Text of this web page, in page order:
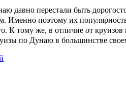
давно перестали быть
Именно поэтому их
К тому же, в отличие от
по Дунаю в большинстве